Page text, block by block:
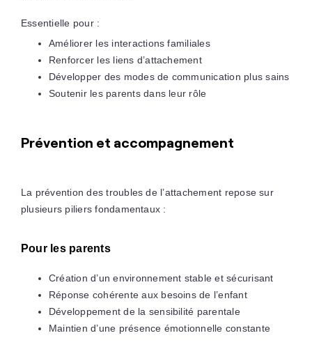
Essentielle pour :
Améliorer les interactions familiales
Renforcer les liens d’attachement
Développer des modes de communication plus sains
Soutenir les parents dans leur rôle
Prévention et accompagnement
La prévention des troubles de l’attachement repose sur
plusieurs piliers fondamentaux :
Pour les parents
Création d’un environnement stable et sécurisant
Réponse cohérente aux besoins de l’enfant
Développement de la sensibilité parentale
Maintien d’une présence émotionnelle constante